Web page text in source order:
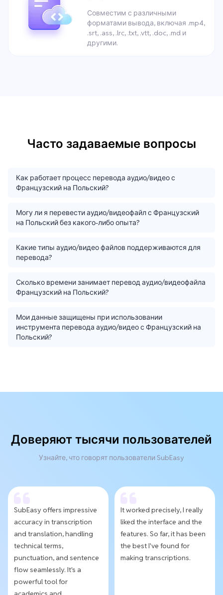
Совместим с различными
форматами вывода, включая .mp4,
.srt, .ass, .lrc, .txt, .vtt, .doc, .md и
другими.
Часто задаваемые вопросы
Как работает процесс перевода аудио/видео с
Французский на Польский?
Могу ли я перевести аудио/видеофайл с Французский
на Польский без какого-либо опыта?
Какие типы аудио/видео файлов поддерживаются для
перевода?
Сколько времени занимает перевод аудио/видеофайла
Французский на Польский?
Мои данные защищены при использовании
инструмента перевода аудио/видео с Французский на
Польский?
Доверяют тысячи пользователей
Узнайте, что говорят пользователи SubEasy
SubEasy offers impressive
accuracy in transcription
and translation, handling
technical terms,
punctuation, and sentence
flow seamlessly. It's a
powerful tool for
It worked precisely, I really
liked the interface and the
features. So far, it has been
the best I've found for
making transcriptions.